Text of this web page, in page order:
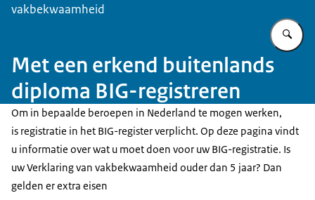
vakbekwaamheid
Met een erkend buitenlands
diploma BIG-registreren
Om in bepaalde beroepen in Nederland te mogen werken,
is registratie in het BIG-register verplicht. Op deze pagina vindt
u informatie over wat u moet doen voor uw BIG-registratie. Is
uw Verklaring van vakbekwaamheid ouder dan 5 jaar? Dan
gelden er extra eisen